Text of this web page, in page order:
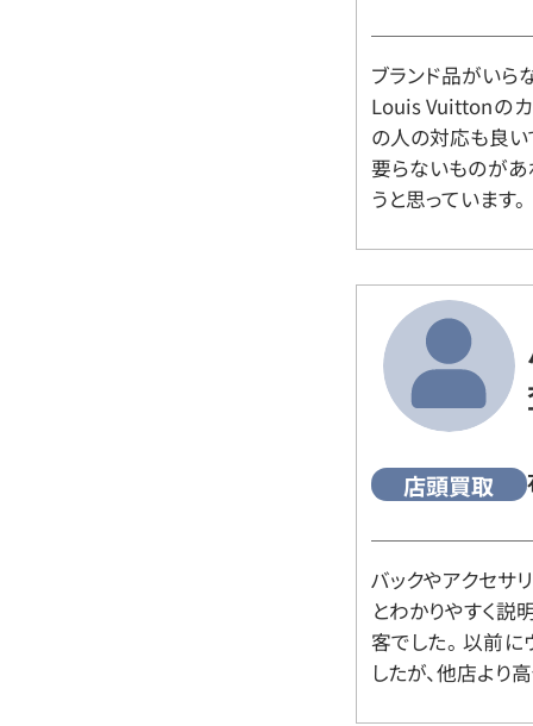
ブランド品がいら
Louis Vuittonの
の人の対応も良い
要らないものがあ
うと思っています。
店頭買取
バックやアクセサ
とわかりやすく説
客でした。 以前
したが、他店より